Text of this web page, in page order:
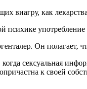
виагру, как
психике
Он полагает,
сексуальная
к своей